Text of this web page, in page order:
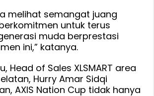
melihat semangat juang
untuk terus
muda berprestasi
ini,” katanya.
Head of Sales XLSMART area
Hurry Amar Sidqi
AXIS Nation Cup tidak hanya